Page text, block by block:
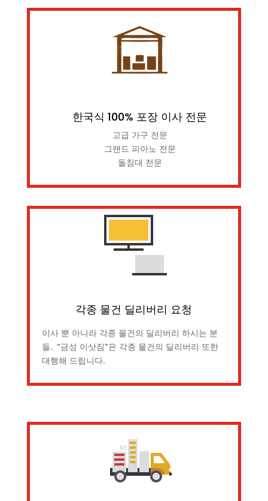
한국식 100% 포장 이사 전문
고급 가구 전문
그랜드 피아노 전문
돌침대 전문
각종 물건 딜리버리 요청
이사 뿐 아니라 각종 물건의 딜리버리 하시는 분
들. “금성 이삿짐”은 각종 물건의 딜리버리 또한
대행해 드립니다.